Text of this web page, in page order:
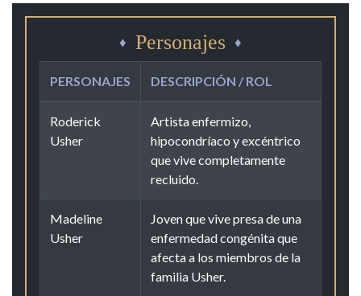
Personajes
PERSONAJES DESCRIPCIÓN / ROL
Roderick
Usher
Artista enfermizo,
hipocondríaco y excéntrico
que vive completamente
recluido.
Madeline
Usher
Joven que vive presa de una
enfermedad congénita que
afecta a los miembros de la
familia Usher.